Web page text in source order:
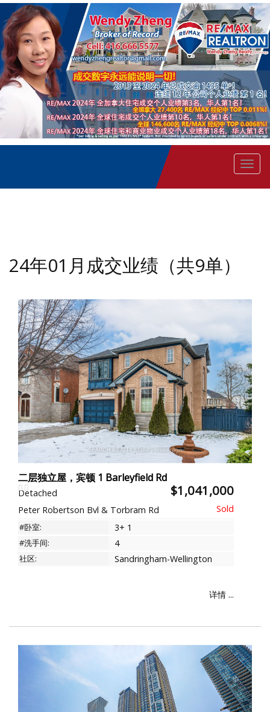
菜
24年01月成交业绩（共9单）
二层独立屋，宾顿 1 Barleyfield Rd
Detached $1,041,000
Peter Robertson Bvl & Torbram Rd
#卧室: 3+ 1
#洗手间: 4
社区: Sandringham-Wellington
详情 ...